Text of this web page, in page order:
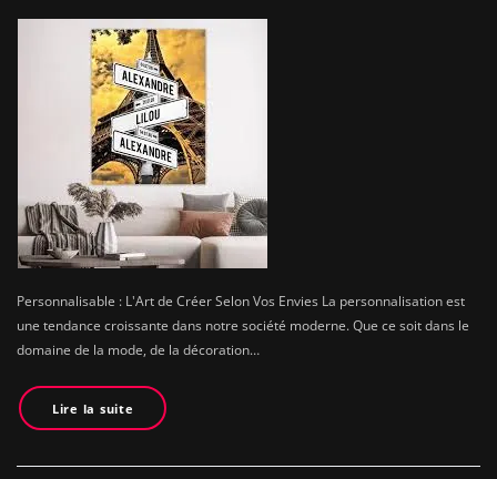
Personnalisable : L'Art de Créer Selon Vos Envies La personnalisation est
une tendance croissante dans notre société moderne. Que ce soit dans le
domaine de la mode, de la décoration…
Lire la suite